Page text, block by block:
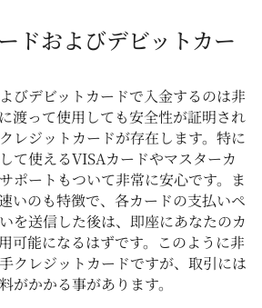
ドおよびデビットカー
びデビットカードで入金するのは非
渡って使用しても安全性が証明され
レジットカードが存在します。特に
て使えるVISAカードやマスターカ
ポートもついて非常に安心です。ま
いのも特徴で、各カードの支払いペ
を送信した後は、即座にあなたのカ
可能になるはずです。このように非
クレジットカードですが、取引には
がかかる事があります。